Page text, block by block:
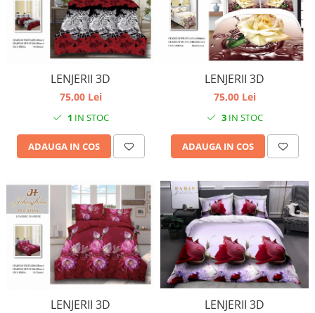
LENJERII 3D
75,00 Lei
1 IN STOC
ADAUGA IN COS
LENJERII 3D
75,00 Lei
3IN STOC
ADAUGA IN COS
LENJERII 3D LENJERII 3D